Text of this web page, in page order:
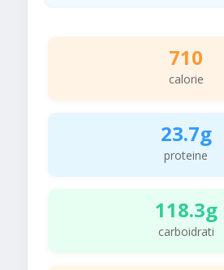
710
calorie
23.7g
proteine
118.3g
carboidrati